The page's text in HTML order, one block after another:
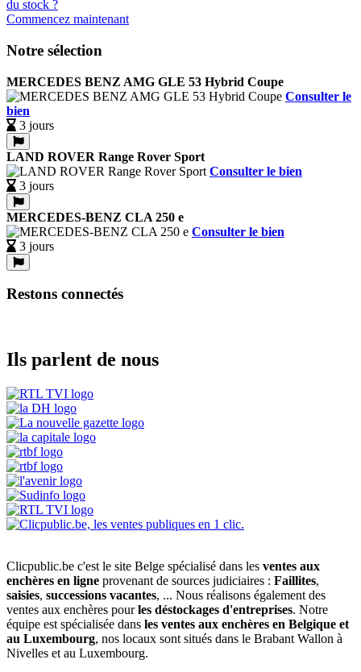
Commencez maintenant
Notre sélection
MERCEDES BENZ AMG GLE 53 Hybrid Coupe
Consulter le
bien
3 jours
LAND ROVER Range Rover Sport
Consulter le bien
3 jours
MERCEDES-BENZ CLA 250 e
Consulter le bien
3 jours
Restons connectés
Ils parlent de nous
Clicpublic.be c'est le site Belge spécialisé dans les ventes aux
enchères en ligne provenant de sources judiciaires : Faillites,
saisies, successions vacantes, ... Nous réalisons également des
ventes aux enchères pourles déstockages d'entreprises. Notre
équipe est spécialisée dans les ventes aux enchères en Belgique et
au Luxembourg, nos locaux sont situés dans le Brabant Wallon à
Nivelles et au Luxembourg.